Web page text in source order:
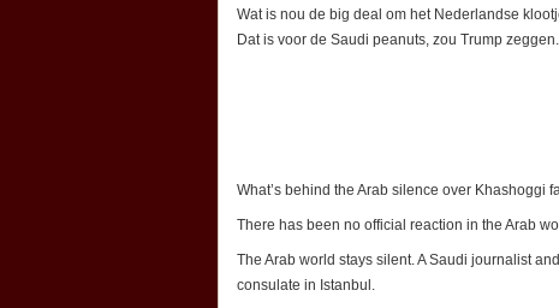
Wat is nou de big deal om het Nederlandse
Dat is voor de Saudi peanuts, zou Trump
What’s behind the Arab silence over Khashoggi
There has been no official reaction in the Arab
The Arab world stays silent. A Saudi journalist
consulate in Istanbul.